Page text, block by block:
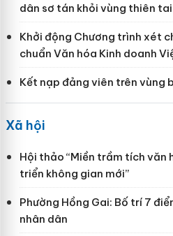
dân sơ tán khỏi vùng thiên tai
Khởi động Chương trình xét
chuẩn Văn hóa Kinh doanh
Kết nạp đảng viên trên vùng
Xã hội
Hội thảo “Miền trầm tích văn
triển không gian mới”
Phường Hồng Gai: Bố trí 7
nhân dân